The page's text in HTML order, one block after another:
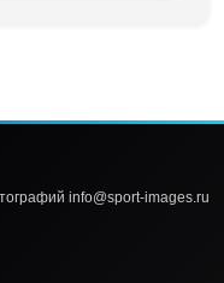
info@sport-images.ru